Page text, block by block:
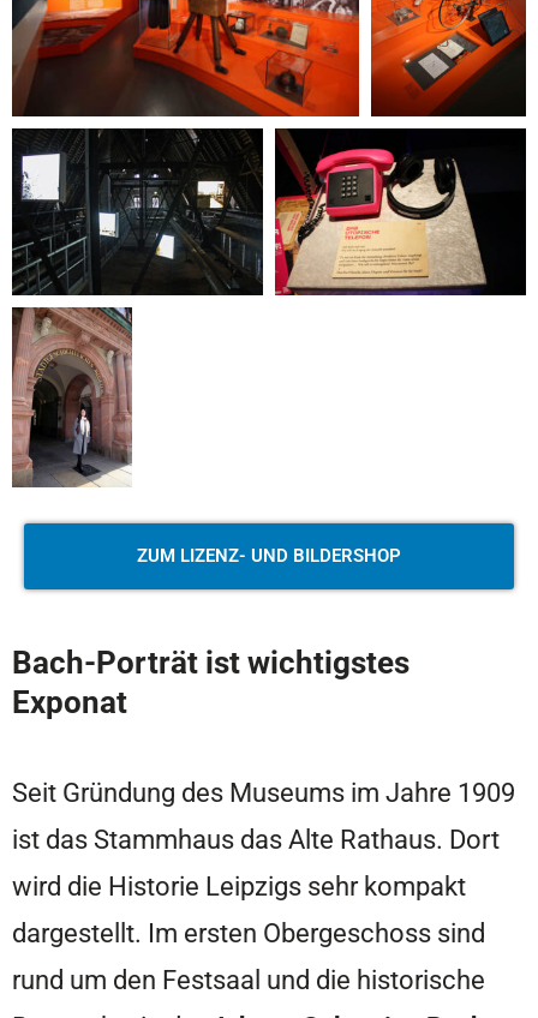
ZUM LIZENZ- UND BILDERSHOP
Bach-Porträt ist wichtigstes
Exponat
Seit Gründung des Museums im Jahre 1909
ist das Stammhaus das Alte Rathaus. Dort
wird die Historie Leipzigs sehr kompakt
dargestellt. Im ersten Obergeschoss sind
rund um den Festsaal und die historische